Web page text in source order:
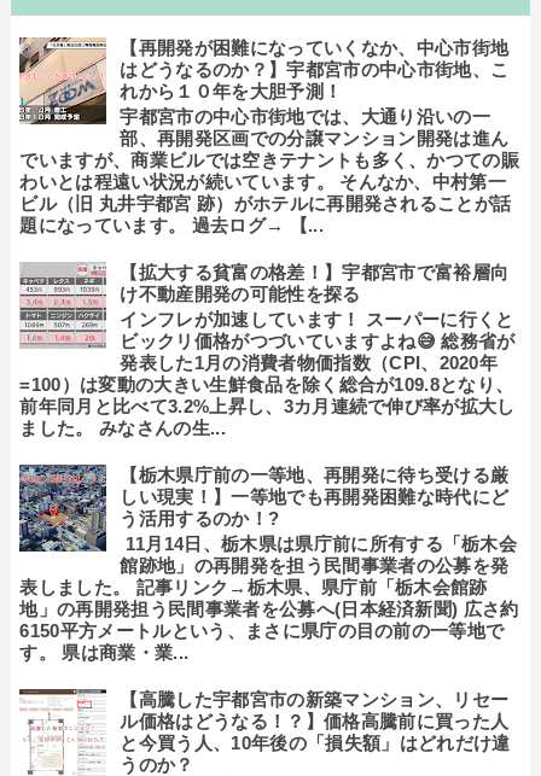
【再開発が困難になっていくなか、中心市街地
はどうなるのか？】宇都宮市の中心市街地、こ
れから１０年を大胆予測！
宇都宮市の中心市街地では、大通り沿いの一
部、再開発区画での分譲マンション開発は進ん
でいますが、商業ビルでは空きテナントも多く、かつての賑
わいとは程遠い状況が続いています。 そんなか、中村第一
ビル（旧 丸井宇都宮 跡）がホテルに再開発されることが話
題になっています。 過去ログ→ 【...
【拡大する貧富の格差！】宇都宮市で富裕層向
け不動産開発の可能性を探る
インフレが加速しています！ スーパーに行くと
ビックリ価格がつづいていますよね😅 総務省が
発表した1月の消費者物価指数（CPI、2020年
=100）は変動の大きい生鮮食品を除く総合が109.8となり、
前年同月と比べて3.2%上昇し、3カ月連続で伸び率が拡大し
ました。 みなさんの生...
【栃木県庁前の一等地、再開発に待ち受ける厳
しい現実！】一等地でも再開発困難な時代にど
う活用するのか！?
11月14日、栃木県は県庁前に所有する「栃木会
館跡地」の再開発を担う民間事業者の公募を発
表しました。 記事リンク→栃木県、県庁前「栃木会館跡
地」の再開発担う民間事業者を公募へ(日本経済新聞) 広さ約
6150平方メートルという、まさに県庁の目の前の一等地で
す。 県は商業・業...
【高騰した宇都宮市の新築マンション、リセー
ル価格はどうなる！？】価格高騰前に買った人
と今買う人、10年後の「損失額」はどれだけ違
うのか？